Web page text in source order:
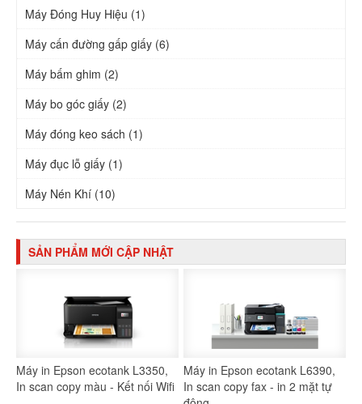
Máy Đóng Huy Hiệu (1)
Máy cấn đường gấp giấy (6)
Máy bấm ghim (2)
Máy bo góc giấy (2)
Máy đóng keo sách (1)
Máy đục lỗ giấy (1)
Máy Nén Khí (10)
SẢN PHẨM MỚI CẬP NHẬT
Máy in Epson ecotank L3350,
In scan copy màu - Kết nối Wifi
Máy in Epson ecotank L6390,
In scan copy fax - in 2 mặt tự